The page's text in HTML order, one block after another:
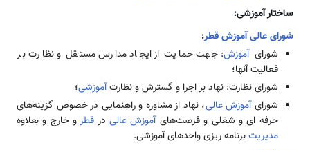
ساختار آموزشی:
شورای عالی آموزش قطر:
شورایآموزش: جهت حمایت از ایجاد مدارس مستقل و نظارت بر
فعالیت آنها؛
شورای نظارت: نهاد بر اجرا و گسترش و نظارتآموزشی؛
شورایآموزش عالی، نهاد از مشاوره و راهنمایی در خصوص گزینه‌های
حرفه ای و شغلی و فرصت‌هایآموزش عالیدر قطرو خارج و بعلاوه
مدیریتبرنامه ریزی واحدهای آموزشی.